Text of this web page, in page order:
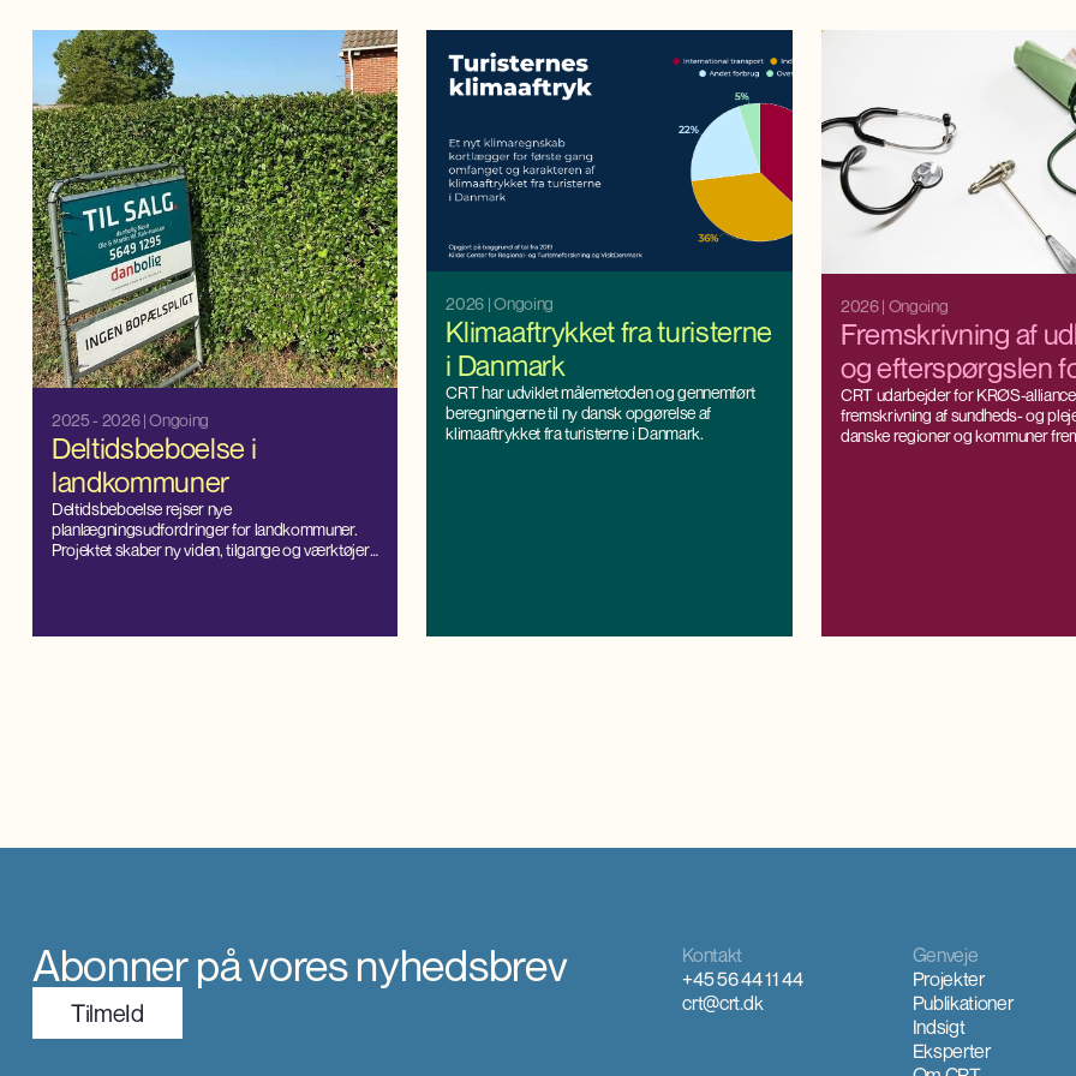
2025 - 2026| Ongoing
Deltidsbeboelse i
landkommuner
Deltidsbeboelse rejser nye
planlægningsudfordringer for landkommuner.
Projektet skaber ny viden, tilgange og værktøjer
2026 | Ongoing
Klimaaftrykket fra turisterne
i Danmark
CRT har udviklet målemetoden og gennemført
beregningerne til ny dansk opgørelse af
klimaaftrykket fra turisterne i Danmark.
2026| Ongoing
Fremskrivning af
og efterspørgslen
sundheds- og
plejepersonale
CRT udarbejder for KRØS-
fremskrivning af sundheds- og
danske regioner og kommuner
Abonner på vores nyhedsbrev
TilmeId
Kontakt
+45 56 44 11 44
crt@crt.dk
Genveje
Projekter
Publikationer
Indsigt
Eksperter